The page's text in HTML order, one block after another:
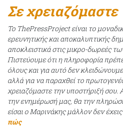
Σε χρειαζόμαστε
Το ThePressProject είναι το
ερευνητικής και αποκαλυπτικής
αποκλειστικά στις μικρο-δωρεές
Πιστεύουμε ότι η πληροφορία
όλους και για αυτό δεν
αλλά για να παραχθεί το
χρειαζόμαστε την υποστήριξή σου.
την ενημέρωσή μας, θα την
είσαι ο Μαρινάκης μάλλον δεν
πώς